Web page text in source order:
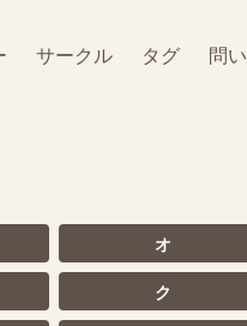
サークル タグ 問
オ
ク